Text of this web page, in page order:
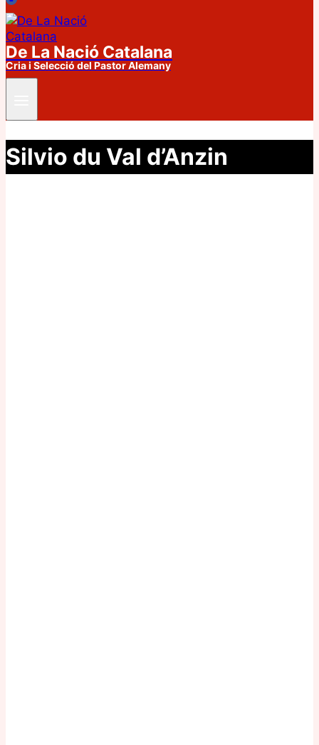
De La Nació Catalana
Cria i Selecció del Pastor Alemany
Silvio du Val d’Anzin